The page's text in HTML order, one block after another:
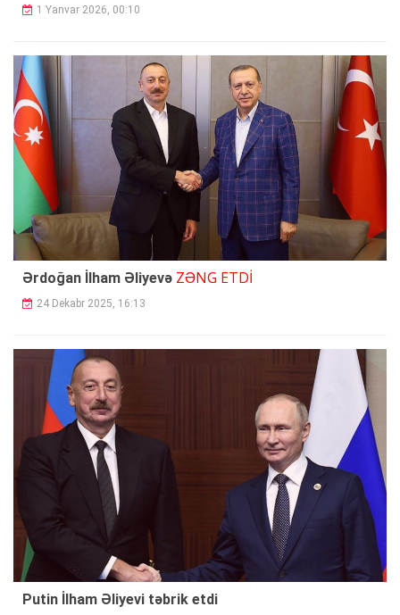
1 Yanvar 2026, 00:10
Ərdoğan İlham Əliyevə ZƏNG ETDİ
24 Dekabr 2025, 16:13
Putin İlham Əliyevi təbrik etdi